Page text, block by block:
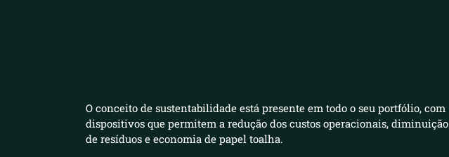
O conceito de sustentabilidade está presente em todo o seu portfólio, com
dispositivos que permitem a redução dos custos operacionais, diminuição
de resíduos e economia de papel toalha.